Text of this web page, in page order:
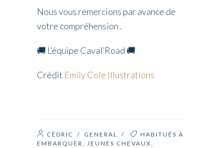
Nous vous remercions par avance de
votre compréhension .
🚚 L’équipe Caval’Road 🚚
Crédit Emily Cole Illustrations
CÉDRIC / GENERAL /
HABITUÉS À
EMBARQUER
JEUNES CHEVAUX